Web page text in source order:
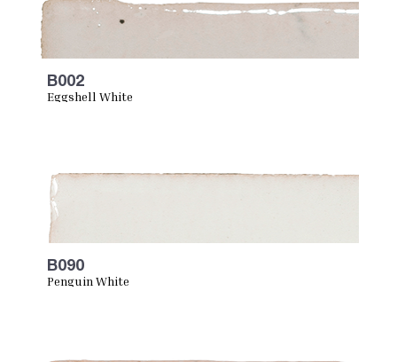
B002
Eggshell White
B090
Penguin White